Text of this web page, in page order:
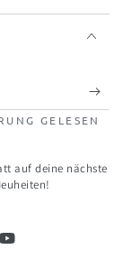
GELESEN
auf deine nächste
YouTube